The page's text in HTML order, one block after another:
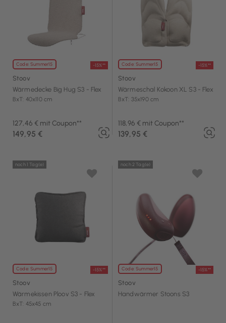
Code: Summer15 -15%**
Stoov
Wärmedecke Big Hug S3 - Flex
BxT: 40x110 cm
127,46 € mit Coupon**
149,95 €
Code: Summer15 -15%**
Stoov
Wärmeschal Kokoon XL S3 - Flex
BxT: 35x190 cm
118,96 € mit Coupon**
139,95 €
Code: Summer15 -15%**
noch 1 Tag(e)
Stoov
Wärmekissen Ploov S3 - Flex
BxT: 45x45 cm
Code: Summer15 -15%**
noch 2 Tag(e)
Stoov
Handwärmer Stoons S3